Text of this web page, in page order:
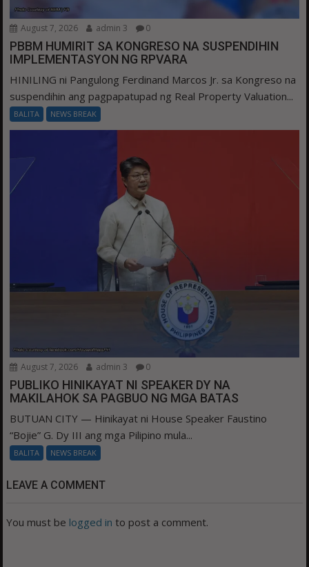
August 7, 2026 admin 3 0
PBBM HUMIRIT SA KONGRESO NA SUSPENDIHIN
IMPLEMENTASYON NG RPVARA
HINILING ni Pangulong Ferdinand Marcos Jr. sa Kongreso na
suspendihin ang pagpapatupad ng Real Property Valuation...
BALITA NEWS BREAK
August 7, 2026 admin 3 0
PUBLIKO HINIKAYAT NI SPEAKER DY NA
MAKILAHOK SA PAGBUO NG MGA BATAS
BUTUAN CITY — Hinikayat ni House Speaker Faustino
“Bojie” G. Dy III ang mga Pilipino mula...
BALITA NEWS BREAK
LEAVE A COMMENT
You must be logged in to post a comment.